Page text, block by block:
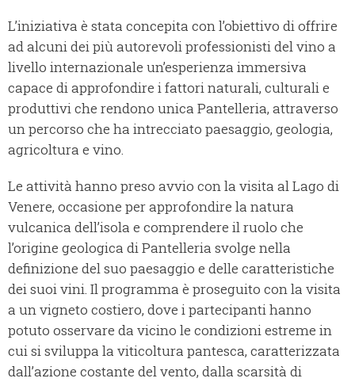
L’iniziativa è stata concepita con l’obiettivo di offrire
ad alcuni dei più autorevoli professionisti del vino a
livello internazionale un’esperienza immersiva
capace di approfondire i fattori naturali, culturali e
produttivi che rendono unica Pantelleria, attraverso
un percorso che ha intrecciato paesaggio, geologia,
agricoltura e vino.
Le attività hanno preso avvio con la visita al Lago di
Venere, occasione per approfondire la natura
vulcanica dell’isola e comprendere il ruolo che
l’origine geologica di Pantelleria svolge nella
definizione del suo paesaggio e delle caratteristiche
dei suoi vini. Il programma è proseguito con la visita
a un vigneto costiero, dove i partecipanti hanno
potuto osservare da vicino le condizioni estreme in
cui si sviluppa la viticoltura pantesca, caratterizzata
dall’azione costante del vento, dalla scarsità di